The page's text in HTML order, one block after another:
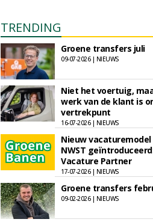
TRENDING
Groene transfers juli
09-07-2026 | NIEUWS
Niet het voertuig,
werk van de klant is
vertrekpunt
16-07-2026 | NIEUWS
Nieuw vacaturemodel
NWST
Vacature Partner
17-07-2026 | NIEUWS
Groene transfers
09-02-2026 | NIEUWS